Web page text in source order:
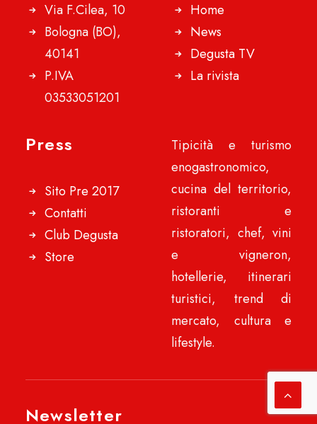
Via F.Cilea, 10
Bologna (BO),
40141
P.IVA
03533051201
Home
News
Degusta TV
La rivista
Press
Sito Pre 2017
Contatti
Club Degusta
Store
Tipicità e turismo
enogastronomico,
cucina del territorio,
ristoranti e
ristoratori, chef, vini
e vigneron,
hotellerie, itinerari
turistici, trend di
mercato, cultura e
lifestyle.
Newsletter